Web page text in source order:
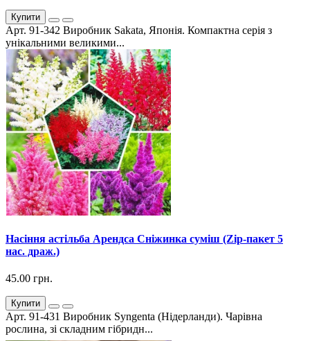
Купити
Арт. 91-342 Виробник Sakata, Японія. Компактна серія з
унікальними великими...
Насіння астільба Арендса Сніжинка суміш (Zip-пакет 5
нас. драж.)
45.00 грн.
Купити
Арт. 91-431 Виробник Syngenta (Нідерланди). Чарівна
рослина, зі складним гібридн...